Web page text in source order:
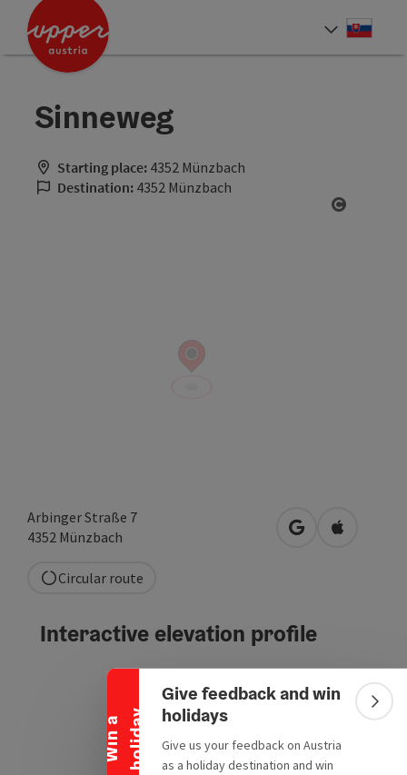
Accesskey
Accesskey
W
i
n
a
h
o
l
i
d
a y
Collapse banner
Give feedback and win
holidays
Give us your feedback on Austria
as a holiday destination and win
Sinneweg
Starting place: 4352 Münzbach
Destination: 4352 Münzbach
Arbinger Straße 7
4352 Münzbach open in Google
Open in
Circular route
Interactive elevation profile